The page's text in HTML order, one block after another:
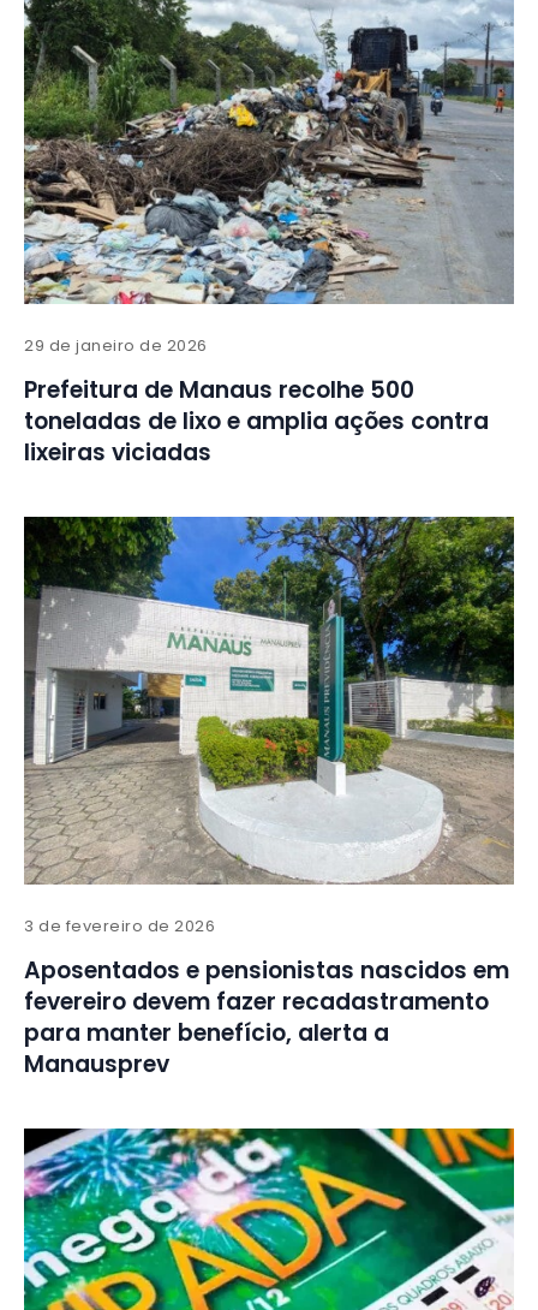
29 de janeiro de 2026
Prefeitura de Manaus recolhe 500
toneladas de lixo e amplia ações contra
lixeiras viciadas
3 de fevereiro de 2026
Aposentados e pensionistas nascidos em
fevereiro devem fazer recadastramento
para manter benefício, alerta a
Manausprev